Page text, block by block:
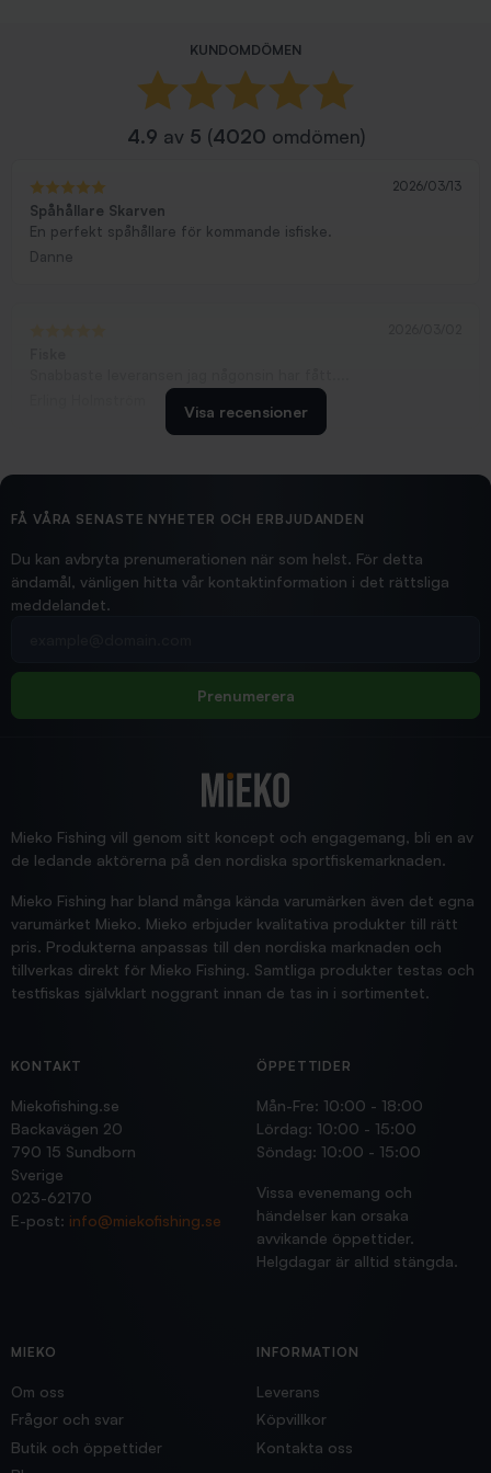
KUNDOMDÖMEN
4.9 av 5 (4020 omdömen)
2026/03/13
Spåhållare Skarven
En perfekt spåhållare för kommande isfiske.
Danne
2026/02/19
Hittade exakt vad jag behövde. Snabb och bra...
Jensa
Visa recensioner
FÅ VÅRA SENASTE NYHETER OCH ERBJUDANDEN
Du kan avbryta prenumerationen när som helst. För detta
ändamål, vänligen hitta vår kontaktinformation i det rättsliga
meddelandet.
Prenumerera
Mieko Fishing vill genom sitt koncept och engagemang, bli en av
de ledande aktörerna på den nordiska sportfiskemarknaden.
Mieko Fishing har bland många kända varumärken även det egna
varumärket Mieko. Mieko erbjuder kvalitativa produkter till rätt
pris. Produkterna anpassas till den nordiska marknaden och
tillverkas direkt för Mieko Fishing. Samtliga produkter testas och
testfiskas självklart noggrant innan de tas in i sortimentet.
KONTAKT
Miekofishing.se
Backavägen 20
790 15 Sundborn
Sverige
023-62170
E-post: info@miekofishing.se
ÖPPETTIDER
Mån-Fre: 10:00 - 18:00
Lördag: 10:00 - 15:00
Söndag: 10:00 - 15:00
Vissa evenemang och
händelser kan orsaka
avvikande öppettider.
Helgdagar är alltid stängda.
MIEKO
Om oss
Frågor och svar
Butik och öppettider
INFORMATION
Leverans
Köpvillkor
Kontakta oss